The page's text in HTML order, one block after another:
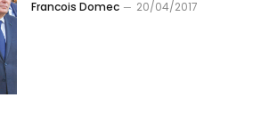
Francois Domec 20/04/2017